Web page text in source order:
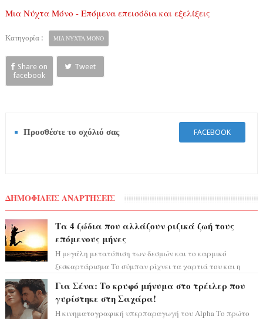
Μια Νύχτα Μόνο - Επόμενα επεισόδια και εξελίξεις
Κατηγορία : ΜΙΑ ΝΥΧΤΑ ΜΟΝΟ
Share on
facebook
Tweet
Προσθέστε το σχόλιό σας FACEBOOK
ΔΗΜΟΦΙΛΕΙΣ ΑΝΑΡΤΗΣΕΙΣ
Τα 4 ζώδια που αλλάζουν ριζικά ζωή τους
επόμενους μήνες
Η μεγάλη μετατόπιση των δεσμών και το καρμικό
ξεσκαρτάρισμα Το σύμπαν ρίχνει τα χαρτιά του και η
Για Σένα: Το κρυφό μήνυμα στο τρέιλερ που
γυρίστηκε στη Σαχάρα!
Η κινηματογραφική υπερπαραγωγή του Alpha Το πρώτο